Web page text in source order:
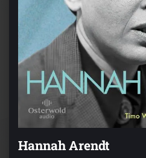
Hannah Arendt